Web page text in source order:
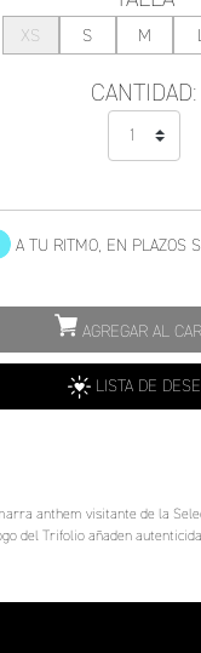
XS S M
CANTIDAD:
AGREGAR AL
LISTA DE
anthem visitante de la
del Trifolio añaden